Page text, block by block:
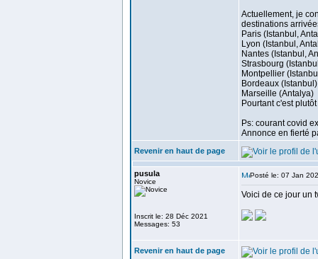
Actuellement, je
destinations
Paris (Istanbul,
Lyon (Istanbul,
Nantes (Istanbul,
Strasbourg
Montpellier
Bordeaux (Istanbul)
Marseille (Antalya)
Pourtant c'est
Ps: courant covid
Annonce en fierté
Revenir en haut de page
pusula
Novice
Inscrit le: 28 Déc 2021
Messages: 53
Posté le: 07 Jan
Voici de ce jour un
Revenir en haut de page